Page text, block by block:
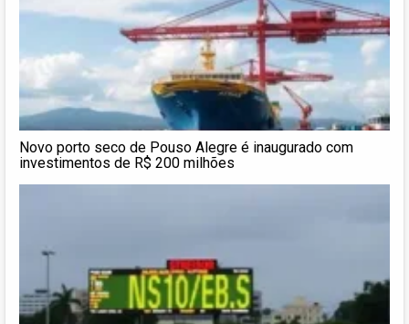
Novo porto seco de Pouso Alegre é inaugurado com
investimentos de R$ 200 milhões